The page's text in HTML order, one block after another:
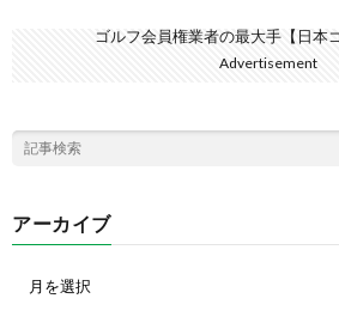
ゴルフ会員権業者の最大手【日本
Advertisement
アーカイブ